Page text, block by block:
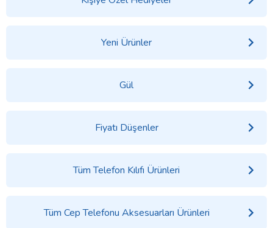
Yeni Ürünler
Gül
Fiyatı Düşenler
Tüm Telefon Kılıfı Ürünleri
Tüm Cep Telefonu Aksesuarları Ürünleri